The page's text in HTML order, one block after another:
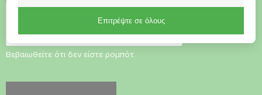
Βεβαιωθείτε ότι δεν είστε ρομπότ.
Επιτρέψτε σε όλους